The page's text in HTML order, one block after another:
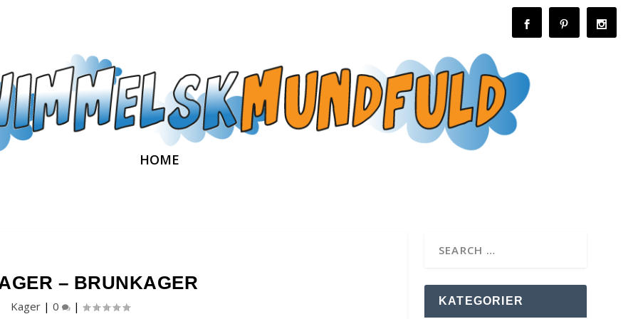
HOME
– BRUNKAGER
Kager| 0 | KATEGORIER